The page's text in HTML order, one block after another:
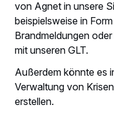
von Agnet in unsere
beispielsweise in
Brandmeldungen
mit unseren GLT.
Außerdem könnte es
Verwaltung von
erstellen.